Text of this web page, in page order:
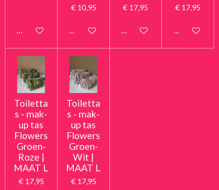
In winkelwagen
€ 10,95
In winkelwagen
€ 17,95
In winkelwagen
€ 17,95
In
Toiletta
s - mak-
up tas
Flowers
Groen-
Roze |
MAAT L
€ 17,95
Toiletta
s - mak-
up tas
Flowers
Groen-
Wit |
MAAT L
€ 17,95